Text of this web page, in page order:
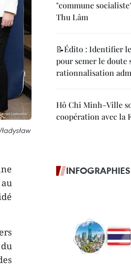
"commune
Thu Lâm
📝Édito : Identifier
pour semer le doute
rationnalisation
Hô Chi Minh-Ville
coopération avec la
INFOGRAPHIES